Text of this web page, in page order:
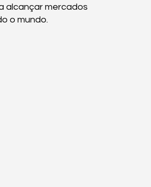
alcançar mercados
o mundo.